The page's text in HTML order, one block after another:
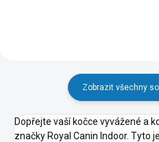
Zobrazit všechny
Dopřejte vaší kočce vyvážené a
značky Royal Canin Indoor. Tyto